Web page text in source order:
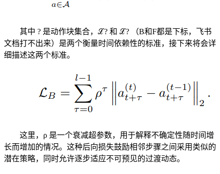
其中 ? 是动作块集合，ℒ? 和 ℒ? （B和F都是下标，飞书
文档打不出来）是两个衡量时间依赖性的标准，接下来将会详
细描述这两个标准。
这里，ρ 是一个衰减超参数，用于解释不确定性随时间增
长而增加的情况。这种后向损失鼓励相邻步骤之间采用类似的
潜在策略，同时允许逐步适应不可预见的过渡动态。